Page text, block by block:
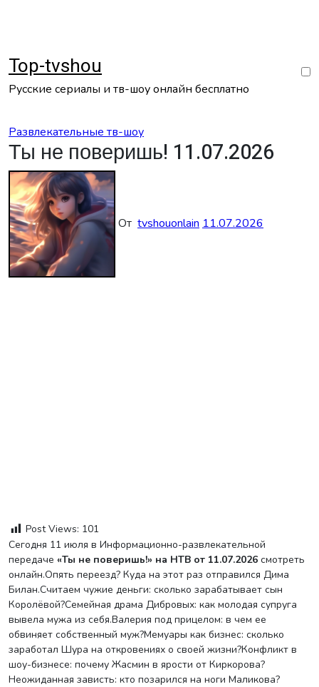
Top-tvshou
Русские сериалы и тв-шоу онлайн бесплатно
Развлекательные тв-шоу
Ты не поверишь! 11.07.2026
От tvshouonlain 11.07.2026
Post Views: 101
Сегодня 11 июля в Информационно-развлекательной
передаче «Ты не поверишь!» на НТВ от 11.07.2026 смотреть
онлайн.Опять переезд? Куда на этот раз отправился Дима
Билан.Считаем чужие деньги: сколько зарабатывает сын
Королёвой?Семейная драма Дибровых: как молодая супруга
вывела мужа из себя.Валерия под прицелом: в чем ее
обвиняет собственный муж?Мемуары как бизнес: сколько
заработал Шура на откровениях о своей жизни?Конфликт в
шоу-бизнесе: почему Жасмин в ярости от Киркорова?
Неожиданная зависть: кто позарился на ноги Маликова?